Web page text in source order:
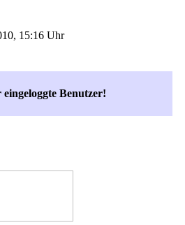
15:16 Uhr
Benutzer!